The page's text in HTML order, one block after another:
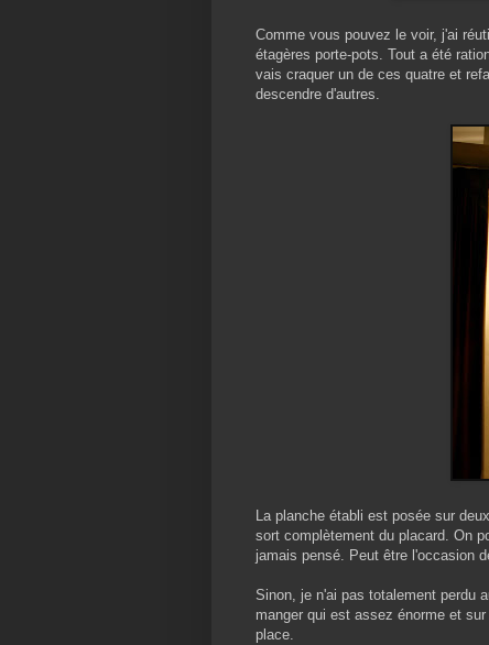
Comme vous pouvez le voir, j'ai
étagères porte-pots. Tout a été
vais craquer un de ces quatre et
descendre d'autres.
La planche établi est posée sur
sort complètement du placard. On
jamais pensé. Peut être l'occasion
Sinon, je n'ai pas totalement perdu
manger qui est assez énorme et
place.